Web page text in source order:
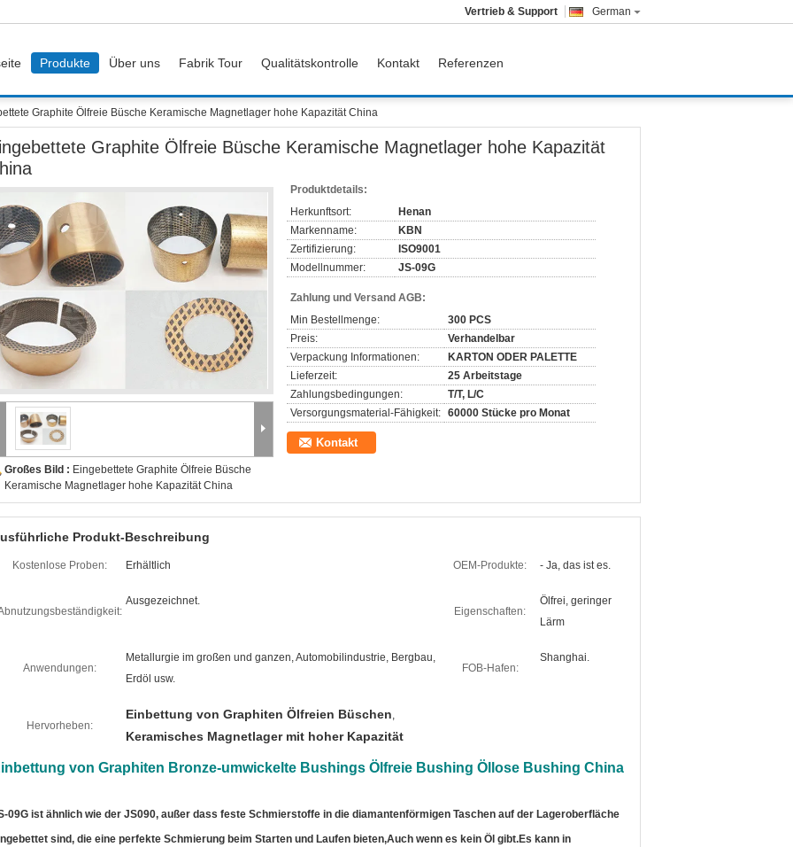
German
Vertrieb & Support
Produkte Über uns Fabrik Tour Qualitätskontrolle Kontakt Referenzen
Graphite Ölfreie Büsche Keramische Magnetlager hohe Kapazität China
Graphite Ölfreie Büsche Keramische Magnetlager hohe Kapazität
Großes Bild : Eingebettete Graphite Ölfreie Büsche
Keramische Magnetlager hohe Kapazität China
Produktdetails:
Herkunftsort:
Henan
Markenname:
KBN
Zertifizierung:
ISO9001
Modellnummer:
JS-09G
Zahlung und Versand AGB:
Min Bestellmenge:
300 PCS
Preis:
Verhandelbar
Verpackung Informationen:
KARTON ODER PALETTE
Lieferzeit:
25 Arbeitstage
Zahlungsbedingungen:
T/T, L/C
Versorgungsmaterial-Fähigkeit: 60000 Stücke pro Monat
Kontakt
Produkt-Beschreibung
Kostenlose Proben: Erhältlich OEM-Produkte: - Ja, das ist es.
Ausgezeichnet.
Eigenschaften:
Ölfrei, geringer
Lärm
Anwendungen:
Metallurgie im großen und ganzen, Automobilindustrie, Bergbau,
Erdöl usw.
FOB-Hafen:
Shanghai.
Hervorheben:
Einbettung von Graphiten Ölfreien Büschen,
Keramisches Magnetlager mit hoher Kapazität
von Graphiten Bronze-umwickelte Bushings Ölfreie Bushing Öllose Bushing China
09G ist ähnlich wie der JS090, außer dass feste Schmierstoffe in die diamantenförmigen Taschen auf der Lageroberfläche
sind, die eine perfekte Schmierung beim Starten und Laufen bieten,Auch wenn es kein Öl gibt.Es kann in